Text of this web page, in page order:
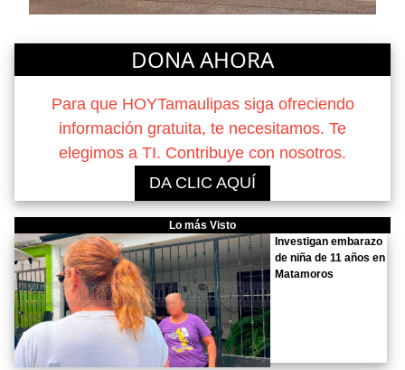
DONA AHORA
Para que HOYTamaulipas siga ofreciendo
información gratuita, te necesitamos. Te
elegimos a TI. Contribuye con nosotros.
DA CLIC AQUÍ
Lo más Visto
Investigan embarazo
de niña de 11 años en
Matamoros